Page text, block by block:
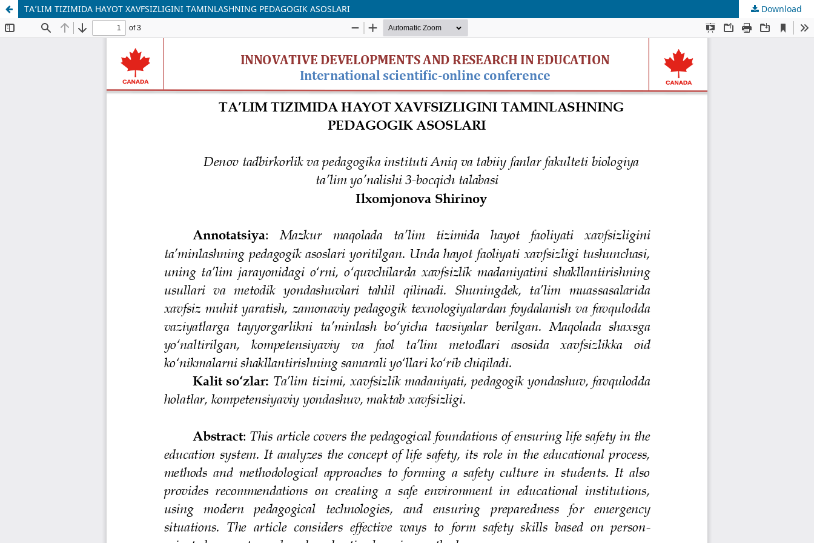
TA’LIM TIZIMIDA HAYOT XAVFSIZLIGINI TAMINLASHNING PEDAGOGIK ASOSLARI Download